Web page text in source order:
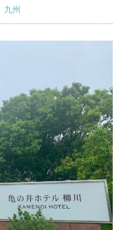
について
九州